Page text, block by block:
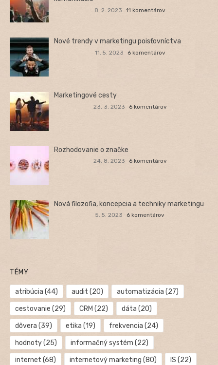
8. 2. 2023 11 komentárov
Nové trendy v marketingu poisťovníctva
11. 5. 2023 6 komentárov
Marketingové cesty
23. 3. 2023 6 komentárov
Rozhodovanie o značke
24. 8. 2023 6 komentárov
Nová filozofia, koncepcia a techniky marketingu
5. 5. 2023 6 komentárov
TÉMY
atribúcia (44) audit (20) automatizácia (27)
cestovanie (29) CRM (22) dáta (20)
dôvera (39) etika (19) frekvencia (24)
hodnoty(25) informačný systém (22)
internet (68) internetový marketing (80) IS (22)